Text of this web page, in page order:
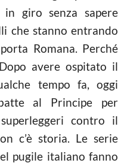
giro senza sapere
che stanno entrando
Romana. Perché
avere ospitato il
tempo fa, oggi
al Principe per
contro il
c’è storia. Le serie
pugile italiano fanno